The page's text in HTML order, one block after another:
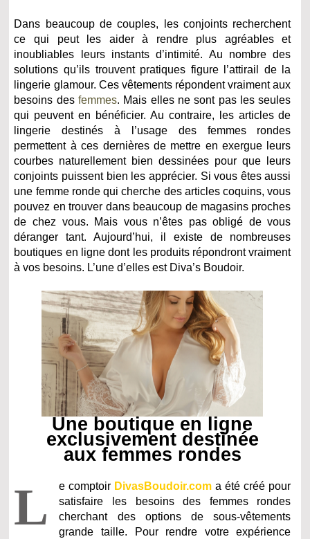
Dans beaucoup de couples, les conjoints recherchent
ce qui peut les aider à rendre plus agréables et
inoubliables leurs instants d’intimité. Au nombre des
solutions qu’ils trouvent pratiques figure l’attirail de la
lingerie glamour. Ces vêtements répondent vraiment aux
besoins desfemmes. Mais elles ne sont pas les seules
qui peuvent en bénéficier. Au contraire, les articles de
lingerie destinés à l’usage des femmes rondes
permettent à ces dernières de mettre en exergue leurs
courbes naturellement bien dessinées pour que leurs
conjoints puissent bien les apprécier. Si vous êtes aussi
une femme ronde qui cherche des articles coquins, vous
pouvez en trouver dans beaucoup de magasins proches
de chez vous. Mais vous n’êtes pas obligé de vous
déranger tant. Aujourd’hui, il existe de nombreuses
boutiques en ligne dont les produits répondront vraiment
à vos besoins. L’une d’elles est Diva’s Boudoir.
Une boutique en ligne
exclusivement destinée
aux femmes rondes
L e comptoir DivasBoudoir.com a été créé pour
satisfaire les besoins des femmes rondes
cherchant des options de sous-vêtements
grande taille. Pour rendre votre expérience